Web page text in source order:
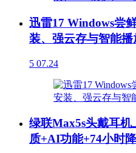
迅雷17 Windows尝
装、强云存与智能播
5 07.24
绿联Max5s头戴耳
质+AI功能+74小时